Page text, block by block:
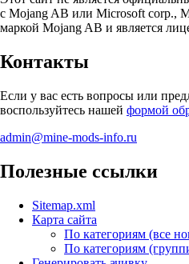
с Mojang AB или Microsoft corp.,
маркой Mojang AB и является
Контакты
Если у вас есть вопросы или
воспользуйтесь нашей формой
admin@mine-mods-info.ru
Полезные ссылки
Sitemap.xml
Карта сайта
По категориям (все
По категориям